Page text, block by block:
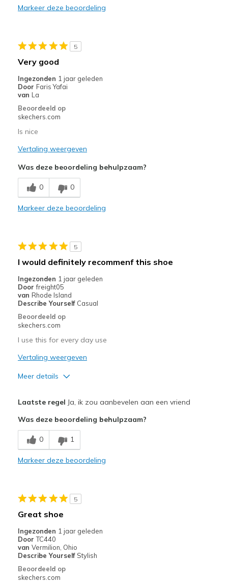
Sizing
Feels true to size
Markeer deze beoordeling
5
Very good
Ingezonden 1 jaar geleden
Door Faris Yafai
van La
Beoordeeld op
skechers.com
Is nice
Vertaling weergeven
Was deze beoordeling behulpzaam?
0 0
Markeer deze beoordeling
5
I would definitely recommenf this shoe
Ingezonden 1 jaar geleden
Door freight05
van Rhode Island
Describe Yourself Casual
Beoordeeld op
skechers.com
I use this for every day use
Vertaling weergeven
Meer details
Breathe Well
Comfortable
Beste toepassingen
Special Occasions
Width
Sizing
Laatste regel Ja, ik zou aanbevelen aan een vriend
Was deze beoordeling behulpzaam?
0 1
Markeer deze beoordeling
5
Great shoe
Ingezonden 1 jaar geleden
Door TC440
van Vermilion, Ohio
Describe Yourself Stylish
Beoordeeld op
skechers.com